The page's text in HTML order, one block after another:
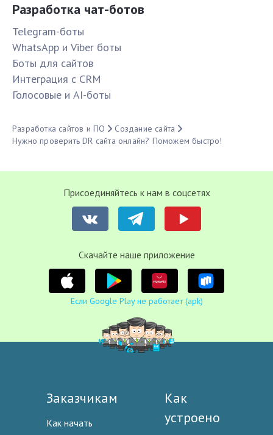
Разработка чат-ботов
Telegram-боты
WhatsApp и Viber боты
Боты для сайтов
Интеграция с CRM
Голосовые и AI-боты
Разработка сайтов и ПО
Создание сайта
Нужно проверить DR сайта онлайн? Поможем быстро!
Присоединяйтесь к нам в соцсетях
Cкачайте наше приложение
Если Google Play не работает (apk)
Заказчикам
Как начать
Как
устроено